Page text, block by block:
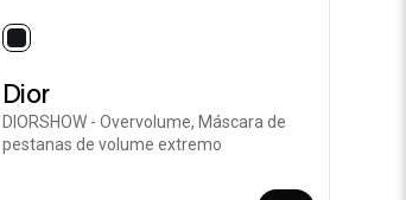
selected
Dior
DIORSHOW - Overvolume, Máscara de
pestanas de volume extremo